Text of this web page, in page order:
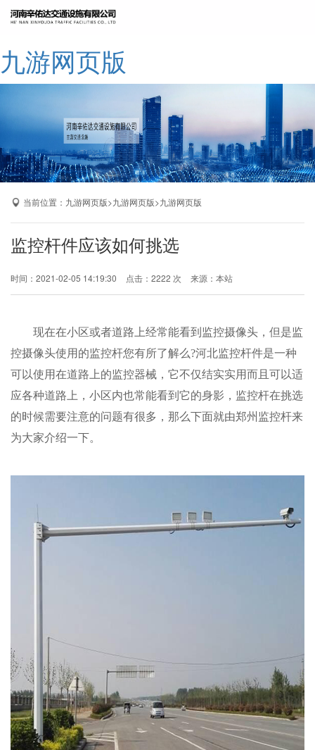
九游网页版网站九游网页版
公司简介
九游网页版
产品展示
成功案例
当前位置： 九游网页版>九游网页版>九游网页版
监控杆件应该如何挑选
时间：2021-02-05 14:19:30 点击：2222 次 来源：本站
现在在小区或者道路上经常能看到监控摄像头，但是监
控摄像头使用的监控杆您有所了解么?河北监控杆件是一种
可以使用在道路上的监控器械，它不仅结实实用而且可以适
应各种道路上，小区内也常能看到它的身影，监控杆在挑选
的时候需要注意的问题有很多，那么下面就由郑州监控杆来
为大家介绍一下。